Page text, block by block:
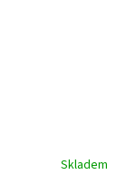
Skladem